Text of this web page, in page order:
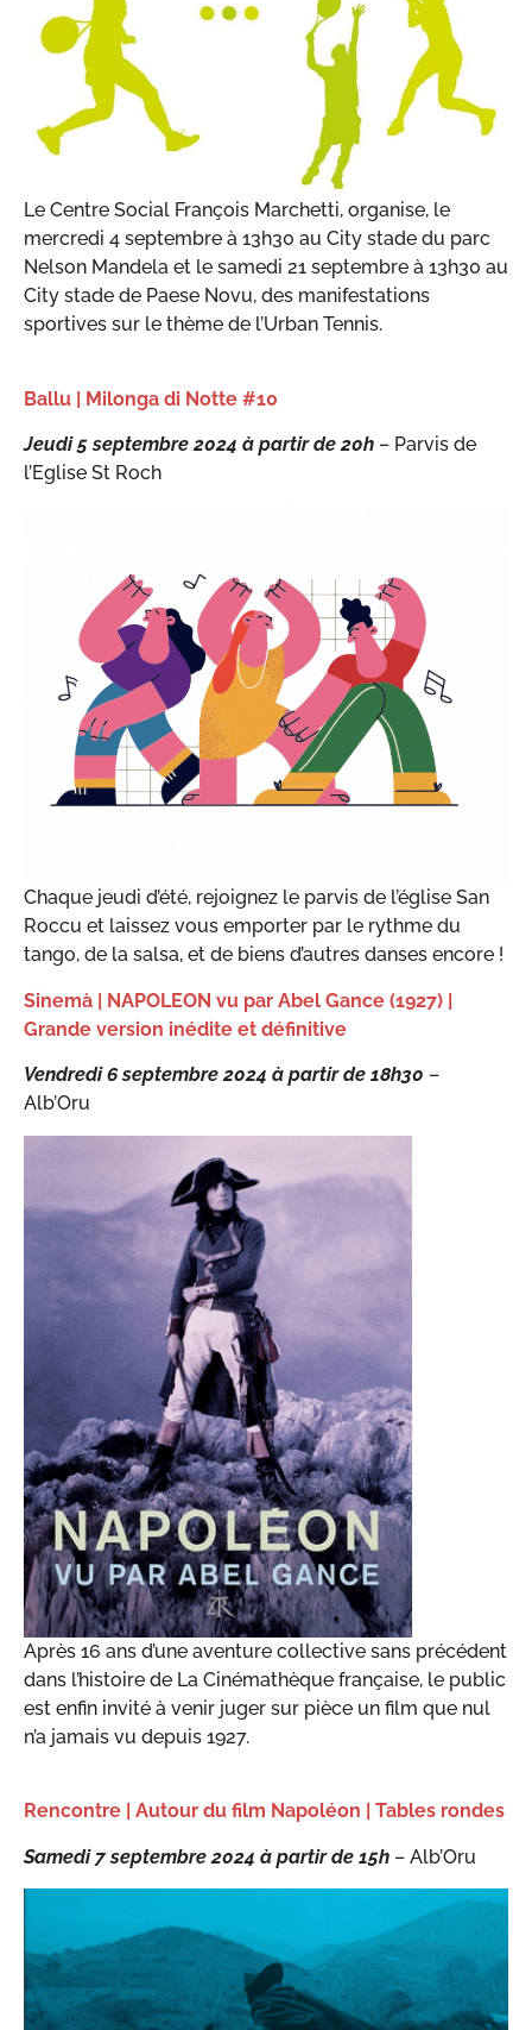
Le Centre Social François Marchetti, organise, le
mercredi 4 septembre à 13h30 au City stade du parc
Nelson Mandela et le samedi 21 septembre à 13h30 au
City stade de Paese Novu, des manifestations
sportives sur le thème de l’Urban Tennis.
Ballu | Milonga di Notte #10
Jeudi 5 septembre 2024 à partir de 20h – Parvis de
l’Eglise St Roch
Chaque jeudi d’été, rejoignez le parvis de l’église San
Roccu et laissez vous emporter par le rythme du
tango, de la salsa, et de biens d’autres danses encore !
Sinemà | NAPOLEON vu par Abel Gance (1927) |
Grande version inédite et définitive
Vendredi 6 septembre 2024 à partir de 18h30 –
Alb’Oru
Après 16 ans d’une aventure collective sans précédent
dans l’histoire de La Cinémathèque française, le public
est enfin invité à venir juger sur pièce un film que nul
n’a jamais vu depuis 1927.
Rencontre | Autour du film Napoléon | Tables rondes
Samedi 7 septembre 2024 à partir de 15h – Alb’Oru